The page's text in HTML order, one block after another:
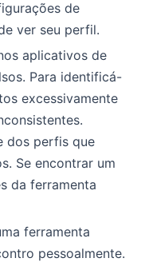
de
ver seu perfil.
aplicativos de
Para identificá-
excessivamente
dos perfis que
Se encontrar um
da ferramenta
ferramenta
pessoalmente.